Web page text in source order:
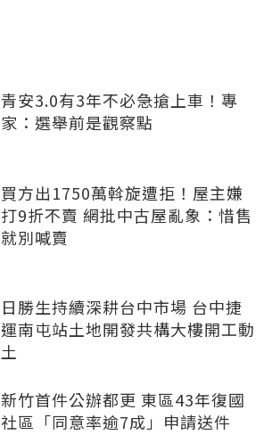
青安3.0有3年不必急搶上車！專
家：選舉前是觀察點
買方出1750萬斡旋遭拒！屋主嫌
打9折不賣 網批中古屋亂象：惜售
就別喊賣
日勝生持續深耕台中市場 台中捷
運南屯站土地開發共構大樓開工動
土
新竹首件公辦都更 東區43年復國
社區「同意率逾7成」申請送件